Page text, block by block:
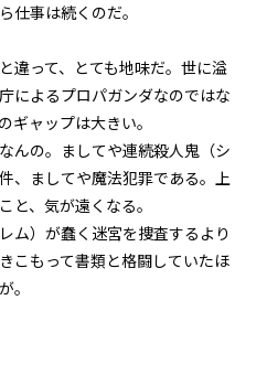
話
＞
話
killer（連続殺人鬼）』
＞
話
killer（連続殺人鬼）』
＞
仕事は続くのだ。
違って、とても地味だ。世に溢
によるプロパガンダなのではな
ギャップは大きい。
んの。ましてや連続殺人鬼（シ
、ましてや魔法犯罪である。上
と、気が遠くなる。
ム）が蠢く迷宮を捜査するより
こもって書類と格闘していたほ
。